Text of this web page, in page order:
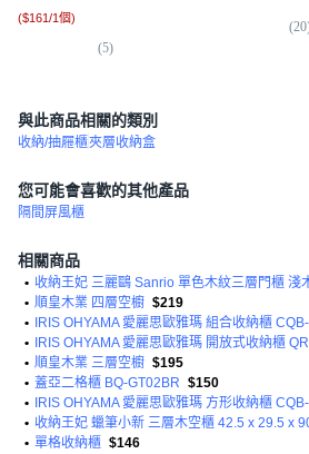
($161/1個)
(5)
(20
與此商品相關的類別
收納/抽屜櫃夾層收納盒
您可能會喜歡的其他產品
隔間屏風櫃
相關商品
•
• 順皇木業 四層空櫥 $219
•
IRIS OHYAMA 愛麗思歐雅瑪 組合收納櫃
•
IRIS OHYAMA 愛麗思歐雅瑪 開放式收納櫃
• 順皇木業 三層空櫥 $195
• 蓋亞二格櫃 BQ-GT02BR $150
•
IRIS OHYAMA 愛麗思歐雅瑪 方形收納櫃
• 收納王妃 蠟筆小新 三層木空櫃 42.5 x 29.5 x
• 單格收納櫃 $146